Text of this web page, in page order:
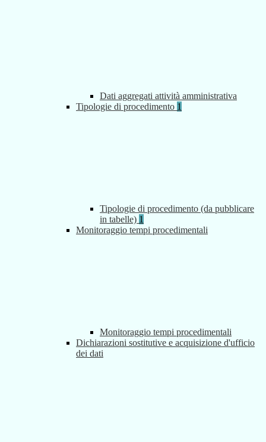
Dati aggregati attività amministrativa
Tipologie di procedimento 1
Tipologie di procedimento (da pubblicare
in tabelle) 1
Monitoraggio tempi procedimentali
Monitoraggio tempi procedimentali
Dichiarazioni sostitutive e acquisizione d'ufficio
dei dati